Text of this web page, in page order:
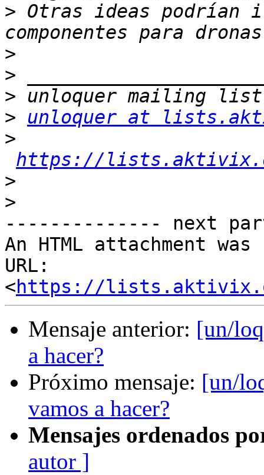
> Otras ideas podrían
>
>
>
>
unloquer at
>
https://
>
>
-------------- next
An HTML attachment
URL:
<https://
Mensaje anterior: [un/
a hacer?
Próximo mensaje: [un/
vamos a hacer?
Mensajes ordenados
autor ]